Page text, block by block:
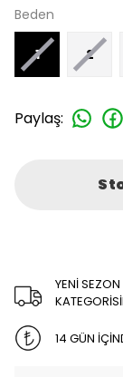
Beden
1 2
Paylaş:
YENİ
14 GÜN